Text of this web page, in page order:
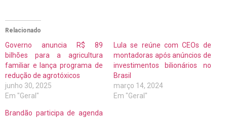
Relacionado
Governo anuncia R$ 89
bilhões para a agricultura
familiar e lança programa de
redução de agrotóxicos
junho 30, 2025
Em "Geral"
Lula se reúne com CEOs de
montadoras após anúncios de
investimentos bilionários no
Brasil
março 14, 2024
Em "Geral"
Brandão participa de agenda